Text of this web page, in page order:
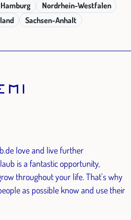
Hamburg
Nordrhein-Westfalen
Sachsen-Anhalt
love and live further
is a fantastic opportunity,
throughout your life. That's why
as possible know and use their